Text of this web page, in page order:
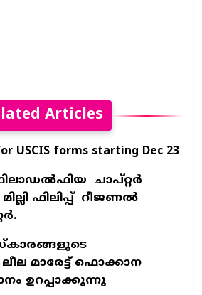
Articles
USCIS forms starting Dec 23
ചാപ്റ്റര്‍
ഫിലിപ്പ് റീജണല്‍
മാരേട്ട് ഫൊക്കാന
ഉറപ്പാക്കുന്നു